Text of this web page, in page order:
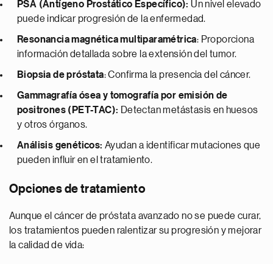
PSA (Antígeno Prostático Específico):Un nivel elevado
puede indicar progresión de la enfermedad.
Resonancia magnética multiparamétrica: Proporciona
información detallada sobre la extensión del tumor.
Biopsia de próstata: Confirma la presencia del cáncer.
Gammagrafía ósea y tomografía por emisión de
positrones (PET-TAC): Detectan metástasis en huesos
y otros órganos.
Análisis genéticos: Ayudan a identificar mutaciones que
pueden influir en el tratamiento.
Opciones de tratamiento
Aunque el cáncer de próstata avanzado no se puede curar,
los tratamientos pueden ralentizar su progresión y mejorar
la calidad de vida: